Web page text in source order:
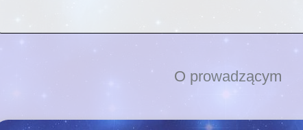
O prowadzącym